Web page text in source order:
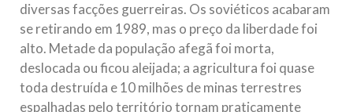
diversas facções guerreiras. Os soviéticos acabaram
se retirando em 1989, mas o preço da liberdade foi
alto. Metade da população afegã foi morta,
deslocada ou ficou aleijada; a agricultura foi quase
toda destruída e 10 milhões de minas terrestres
espalhadas pelo território tornam praticamente